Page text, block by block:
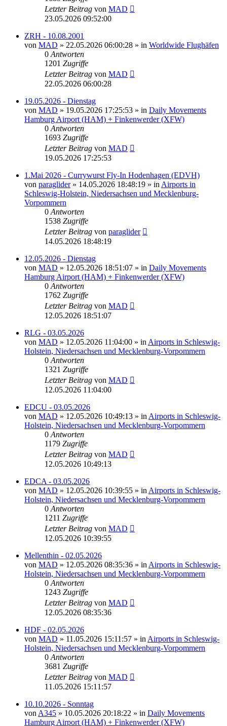
Letzter Beitrag von MAD
23.05.2026 09:52:00
ZRH - 10.08.2001
von MAD » 22.05.2026 06:00:28 » in Worldwide Flughäfen
0 Antworten
1201 Zugriffe
Letzter Beitrag von MAD
22.05.2026 06:00:28
19.05.2026 - Dienstag
von MAD » 19.05.2026 17:25:53 » in Daily Movements
Hamburg Airport (HAM) + Finkenwerder (XFW)
0 Antworten
1693 Zugriffe
Letzter Beitrag von MAD
19.05.2026 17:25:53
1.Mai 2026 - Currywurst Fly-In Hodenhagen (EDVH)
von paraglider» 14.05.2026 18:48:19 » in Airports in
Schleswig-Holstein, Niedersachsen und Mecklenburg-
Vorpommern
0 Antworten
1538 Zugriffe
Letzter Beitrag von paraglider
14.05.2026 18:48:19
12.05.2026 - Dienstag
von MAD » 12.05.2026 18:51:07 » in Daily Movements
Hamburg Airport (HAM) + Finkenwerder (XFW)
0 Antworten
1762 Zugriffe
Letzter Beitrag von MAD
12.05.2026 18:51:07
RLG - 03.05.2026
von MAD » 12.05.2026 11:04:00 » in Airports in Schleswig-
Holstein, Niedersachsen und Mecklenburg-Vorpommern
0 Antworten
1321 Zugriffe
Letzter Beitrag von MAD
12.05.2026 11:04:00
EDCU - 03.05.2026
von MAD » 12.05.2026 10:49:13 » in Airports in Schleswig-
Holstein, Niedersachsen und Mecklenburg-Vorpommern
0 Antworten
1179 Zugriffe
Letzter Beitrag von MAD
12.05.2026 10:49:13
EDCA - 03.05.2026
von MAD » 12.05.2026 10:39:55 » in Airports in Schleswig-
Holstein, Niedersachsen und Mecklenburg-Vorpommern
0 Antworten
1211 Zugriffe
Letzter Beitrag von MAD
12.05.2026 10:39:55
Mellenthin - 02.05.2026
von MAD » 12.05.2026 08:35:36 » in Airports in Schleswig-
Holstein, Niedersachsen und Mecklenburg-Vorpommern
0 Antworten
1243 Zugriffe
Letzter Beitrag von MAD
12.05.2026 08:35:36
HDF - 02.05.2026
von MAD » 11.05.2026 15:11:57 » in Airports in Schleswig-
Holstein, Niedersachsen und Mecklenburg-Vorpommern
0 Antworten
3681 Zugriffe
Letzter Beitrag von MAD
11.05.2026 15:11:57
10.10.2026 - Sonntag
von A345 » 10.05.2026 20:18:22 » in Daily Movements
Hamburg Airport (HAM) + Finkenwerder (XFW)